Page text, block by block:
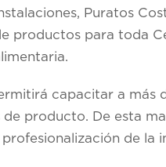
Puratos
productos para toda
capacitar a más
producto. De esta
de la